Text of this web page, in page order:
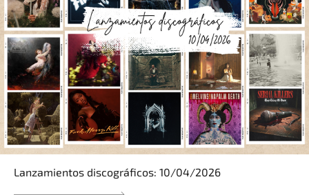
Lanzamientos discográficos: 10/04/2026